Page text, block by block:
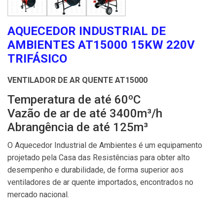
AQUECEDOR INDUSTRIAL DE
AMBIENTES AT15000 15KW 220V
TRIFÁSICO
VENTILADOR DE AR QUENTE AT15000
Temperatura de até 60ºC
Vazão de ar de até 3400m³/h
Abrangência de até 125m³
O Aquecedor Industrial de Ambientes é um equipamento
projetado pela Casa das Resistências para obter alto
desempenho e durabilidade, de forma superior aos
ventiladores de ar quente importados, encontrados no
mercado nacional.